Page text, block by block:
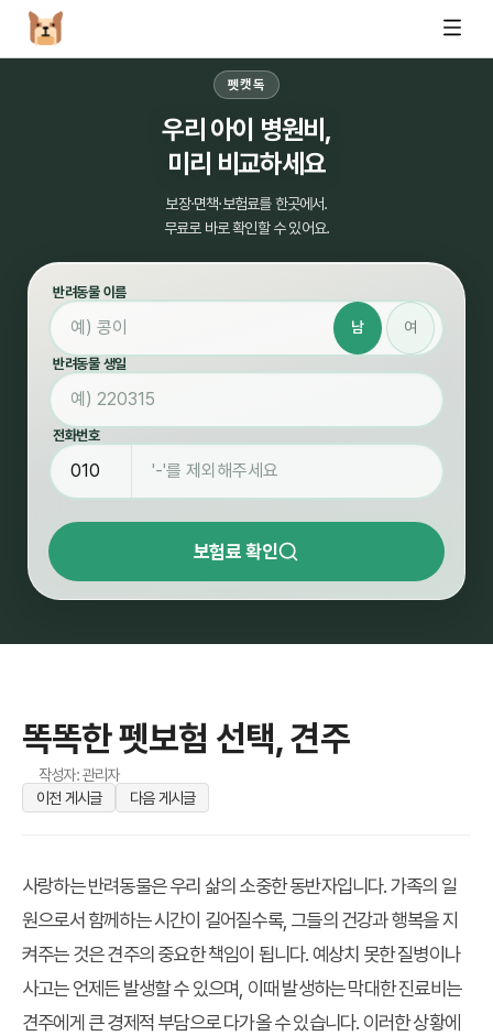
펫캣독
우리 아이 병원비,
미리 비교하세요
보장·면책·보험료를 한곳에서.
무료로 바로 확인할 수 있어요.
반려동물 이름
남 여
반려동물 생일
전화번호
보험료 확인
똑똑한 펫보험 선택, 견주
작성자: 관리자
이전 게시글
다음 게시글
사랑하는 반려동물은 우리 삶의 소중한 동반자입니다. 가족의 일
원으로서 함께하는 시간이 길어질수록, 그들의 건강과 행복을 지
켜주는 것은 견주의 중요한 책임이 됩니다. 예상치 못한 질병이나
사고는 언제든 발생할 수 있으며, 이때 발생하는 막대한 진료비는
견주에게 큰 경제적 부담으로 다가올 수 있습니다. 이러한 상황에